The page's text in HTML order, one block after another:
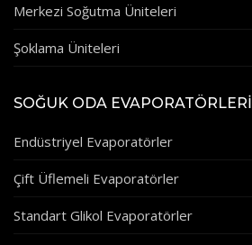
Merkezi Soğutma Üniteleri
Şoklama Üniteleri
SOĞUK ODA EVAPORATÖRLERI
Endüstriyel Evaporatörler
Çift Üflemeli Evaporatörler
Standart Glikol Evaporatörler